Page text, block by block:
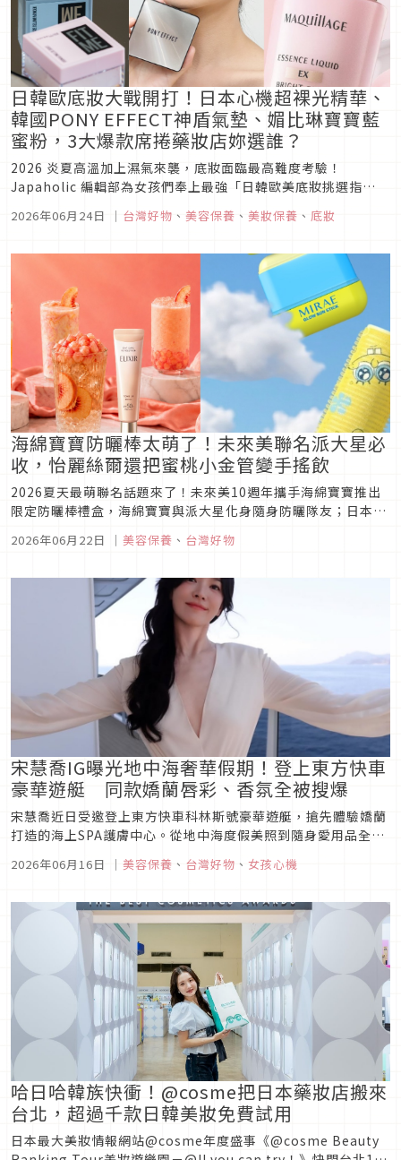
日韓歐底妝大戰開打！日本心機超裸光精華、
韓國PONY EFFECT神盾氣墊、媚比琳寶寶藍
蜜粉，3大爆款席捲藥妝店妳選誰？
2026 炎夏高溫加上濕氣來襲，底妝面臨最高難度考驗！
Japaholic 編輯部為女孩們奉上最強「日韓歐美底妝挑選指
底」、韓國 PONY EFFECT 全新升級抗藍光「神盾氣墊小銀
2026年06月24日 ｜ 台灣好物 、 美容保養 、 美妝保養 、 底妝
海綿寶寶防曬棒太萌了！未來美聯名派大星必
收，怡麗絲爾還把蜜桃小金管變手搖飲
2026夏天最萌聯名話題來了！未來美10週年攜手海綿寶寶推出
限定防曬棒禮盒，海綿寶寶與派大星化身隨身防曬隊友；日本
茶，推出4款蜜桃系限定飲品，從保養到味蕾都被療癒。
2026年06月22日 ｜ 美容保養 、 台灣好物
宋慧喬IG曝光地中海奢華假期！登上東方快車
豪華遊艇 同款嬌蘭唇彩、香氛全被搜爆
宋慧喬近日受邀登上東方快車科林斯號豪華遊艇，搶先體驗嬌蘭
打造的海上SPA護膚中心。從地中海度假美照到隨身愛用品全曝
及全新幻彩流星蜜粉餅，女神同款再度掀起話題。
2026年06月16日 ｜ 美容保養 、 台灣好物 、 女孩心機
哈日哈韓族快衝！@cosme把日本藥妝店搬來
台北，超過千款日韓美妝免費試用
日本最大美妝情報網站@cosme年度盛事《@cosme Beauty